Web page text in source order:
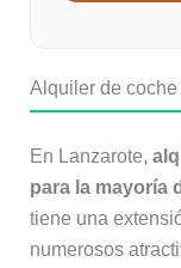
Alquiler de
En Lanzarote,
para la mayoría
tiene una
numerosos